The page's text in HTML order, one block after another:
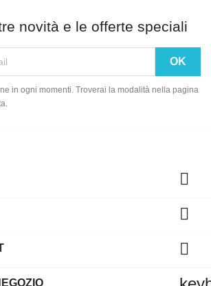
novità e le offerte speciali
in ogni momenti. Troverai la modalità nella pagina


